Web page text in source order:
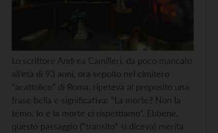
Lo scrittore Andrea Camilleri, da poco mancato
all’età di 93 anni, ora sepolto nel cimitero
“acattolico” di Roma, ripeteva al proposito una
frase bella e significativa: “La morte? Non la
temo. Io e la morte ci rispettiamo”. Ebbene,
questo passaggio (“transito” si diceva) merita